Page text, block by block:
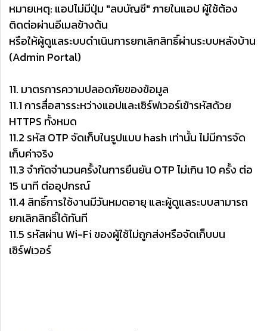
หมายเหตุ: แอปไม่มีปุ่ม "ลบบัญชี" ภายในแอป ผู้ใช้ต้อง
ติดต่อผ่านอีเมลข้างต้น
หรือให้ผู้ดูแลระบบดำเนินการยกเลิกสิทธิ์ผ่านระบบหลังบ้าน
(Admin Portal)
11. มาตรการความปลอดภัยของข้อมูล
11.1 การสื่อสารระหว่างแอปและเซิร์ฟเวอร์เข้ารหัสด้วย
HTTPS ทั้งหมด
11.2 รหัส OTP จัดเก็บในรูปแบบ hash เท่านั้น ไม่มีการจัด
เก็บค่าจริง
11.3 จำกัดจำนวนครั้งในการยืนยัน OTP ไม่เกิน 10 ครั้ง ต่อ
15 นาที ต่ออุปกรณ์
11.4 สิทธิ์การใช้งานมีวันหมดอายุ และผู้ดูแลระบบสามารถ
ยกเลิกสิทธิ์ได้ทันที
11.5 รหัสผ่าน Wi-Fi ของผู้ใช้ไม่ถูกส่งหรือจัดเก็บบน
เซิร์ฟเวอร์